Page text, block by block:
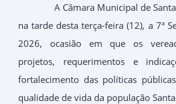
A Câmara Municipal de
na tarde desta terça-feira (12), a 7ª
2026, ocasião em que os
projetos, requerimentos e
fortalecimento das políticas
qualidade de vida da população